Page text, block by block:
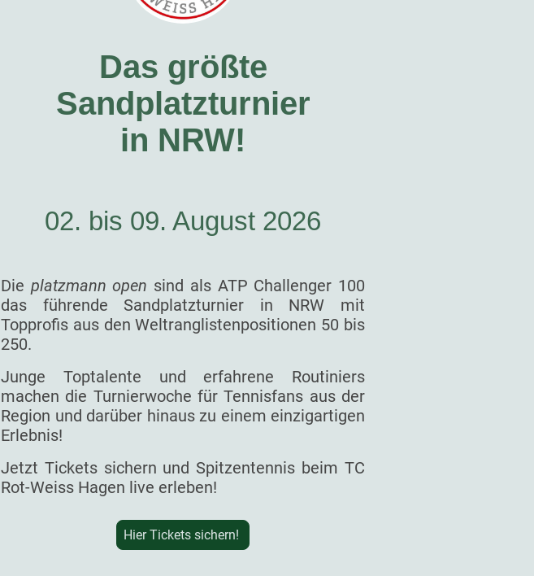
Das größte
Sandplatzturnier
in NRW!
02. bis 09. August 2026
Die platzmann open sind als ATP Challenger 100
das führende Sandplatzturnier in NRW mit
Topprofis aus den Weltranglistenpositionen 50 bis
250.
Junge Toptalente und erfahrene Routiniers
machen die Turnierwoche für Tennisfans aus der
Region und darüber hinaus zu einem einzigartigen
Erlebnis!
Jetzt Tickets sichern und Spitzentennis beim TC
Rot-Weiss Hagen live erleben!
Hier Tickets sichern!